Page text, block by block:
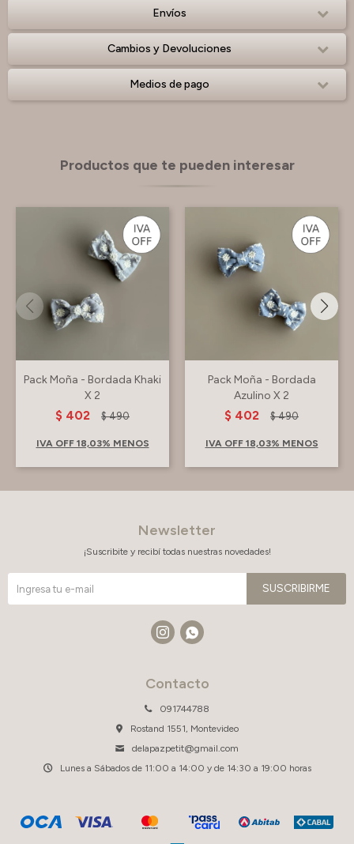
Envíos
Cambios y Devoluciones
Medios de pago
Productos que te pueden interesar
Pack Moña - Bordada Khaki
X 2
$ 402 $ 490
IVA OFF 18,03% MENOS
Pack Moña - Bordada
Azulino X 2
$ 402 $ 490
IVA OFF 18,03% MENOS
Contacto
091744788
Rostand 1551, Montevideo
delapazpetit@gmail.com
Lunes a Sábados de 11:00 a 14:00 y de 14:30 a 19:00 horas
Newsletter
¡Suscribite y recibí todas nuestras novedades!
SUSCRIBIRME
 